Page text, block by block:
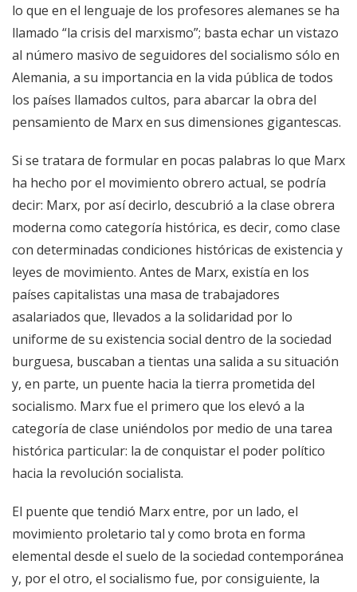
lo que en el lenguaje de los profesores alemanes se ha
llamado “la crisis del marxismo”; basta echar un vistazo
al número masivo de seguidores del socialismo sólo en
Alemania, a su importancia en la vida pública de todos
los países llamados cultos, para abarcar la obra del
pensamiento de Marx en sus dimensiones gigantescas.
Si se tratara de formular en pocas palabras lo que Marx
ha hecho por el movimiento obrero actual, se podría
decir: Marx, por así decirlo, descubrió a la clase obrera
moderna como categoría histórica, es decir, como clase
con determinadas condiciones históricas de existencia y
leyes de movimiento. Antes de Marx, existía en los
países capitalistas una masa de trabajadores
asalariados que, llevados a la solidaridad por lo
uniforme de su existencia social dentro de la sociedad
burguesa, buscaban a tientas una salida a su situación
y, en parte, un puente hacia la tierra prometida del
socialismo. Marx fue el primero que los elevó a la
categoría de clase uniéndolos por medio de una tarea
histórica particular: la de conquistar el poder político
hacia la revolución socialista.
El puente que tendió Marx entre, por un lado, el
movimiento proletario tal y como brota en forma
elemental desde el suelo de la sociedad contemporánea
y, por el otro, el socialismo fue, por consiguiente, la